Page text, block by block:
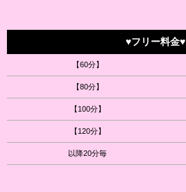
♥フリー料金♥
【60分】
【80分】
【100分】
【120分】
以降20分毎